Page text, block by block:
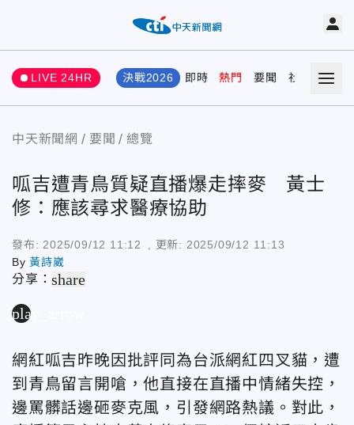
LIVE 24HR 決戰2026 即時 熱門 要聞 社會 娛樂
中天新聞網 要聞 總覽
呱吉遭青鳥質疑直播爆走摔麥 黃士
修：應該尋求醫療協助
發布: 2025/09/12 11:12 , 更新: 2025/09/12 11:13
By黃詩崴
分享：share
play_arrow
網紅呱吉昨晚因批評同為台派網紅四叉貓，遭
到青鳥留言開嗆，他直接在直播中情緒失控，
邊罵髒話邊砸麥克風，引發網路熱議。對此，